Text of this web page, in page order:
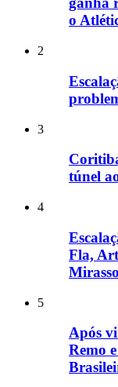
o
2
3
túnel
4
Fla,
5
Após
Remo